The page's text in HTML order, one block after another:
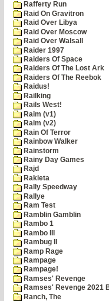
Rafferty Run
Raid On Gravitron
Raid Over Libya
Raid Over Moscow
Raid Over Walsall
Raider 1997
Raiders Of Space
Raiders Of The Lost Ark
Raiders Of The Reebok
Raidus!
Railking
Rails West!
Raim (v1)
Raim (v2)
Rain Of Terror
Rainbow Walker
Rainstorm
Rainy Day Games
Rajd
Rakieta
Rally Speedway
Rallye
Ram Test
Ramblin Gamblin
Rambo 1
Rambo III
Rambug II
Ramp Rage
Rampage
Rampage!
Ramses' Revenge
Ramses' Revenge 2021
Ranch, The